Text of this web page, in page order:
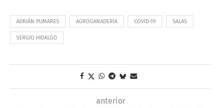
ADRIÁN PUMARES AGROGANADERÍA COVID-19 SALAS
SERGIO HIDALGO
anterior